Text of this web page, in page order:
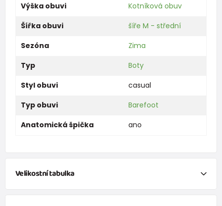
Výška obuvi
Kotníková obuv
Šířka obuvi
šíře M - střední
Sezóna
Zima
Typ
Boty
Styl obuvi
casual
Typ obuvi
Barefoot
Anatomická špička
ano
Velikostní tabulka
Reálné vnitřní rozměry